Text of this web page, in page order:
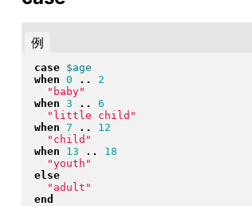
例
case
$age
when 0 ..
2
" baby"
when 3 ..
6
" little child "
when 7 ..
12
" child "
when
13 ..
18
"youth "
else
" adult "
end